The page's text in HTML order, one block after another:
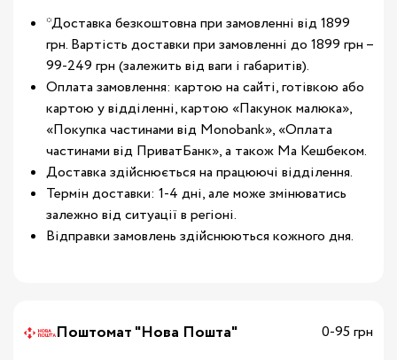
*Доставка безкоштовна при замовленні від 1899
грн. Вартість доставки при замовленні до 1899 грн –
99-249 грн (залежить від ваги і габаритів).
Оплата замовлення: картою на сайті, готівкою або
картою у відділенні, картою «Пакунок малюка»,
«Покупка частинами від Monobank», «Оплата
частинами від ПриватБанк», а також Ма Кешбеком.
Доставка здійснюється на працюючі відділення.
Термін доставки: 1-4 дні, але може змінюватись
залежно від ситуації в регіоні.
Відправки замовлень здійснюються кожного дня.
Поштомат "Нова Пошта"
0-95 грн